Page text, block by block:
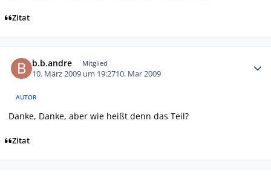
Zitat
b.b.andre Mitglied
10. März 2009 um 19:2710. Mar 2009
AUTOR
Danke, Danke, aber wie heißt denn das Teil?
Zitat